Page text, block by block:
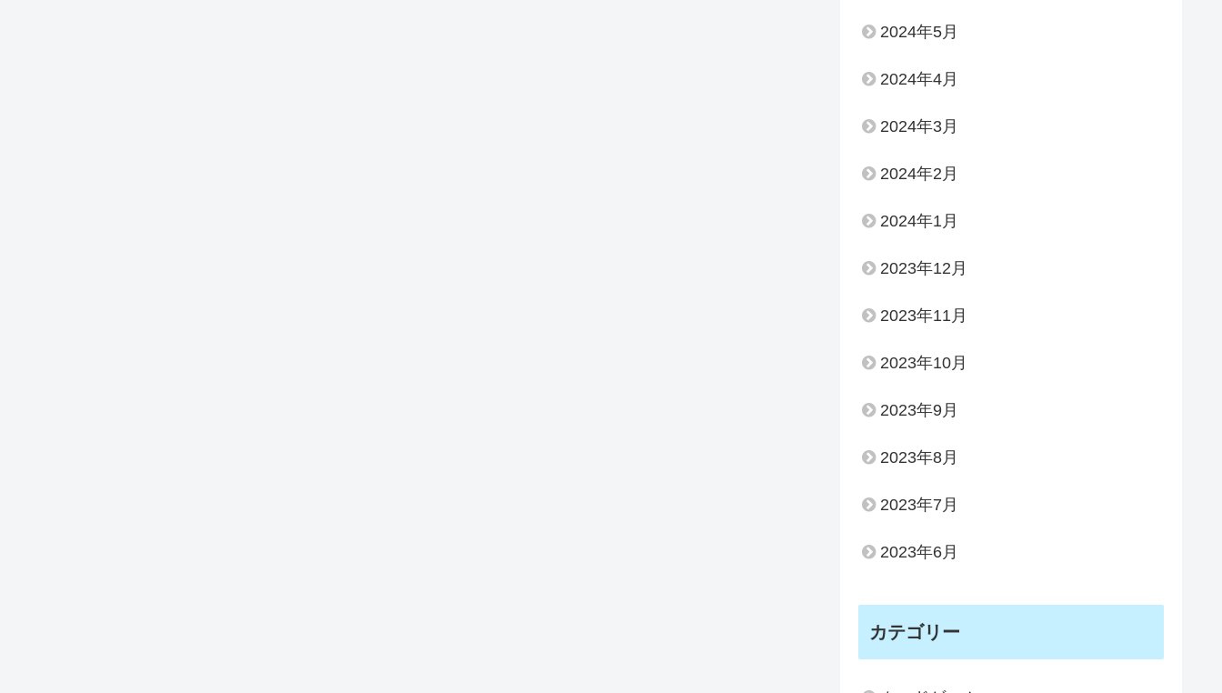
2024年5月
2024年4月
2024年3月
2024年2月
2024年1月
2023年12月
2023年11月
2023年10月
2023年9月
2023年8月
2023年7月
2023年6月
カテゴリー